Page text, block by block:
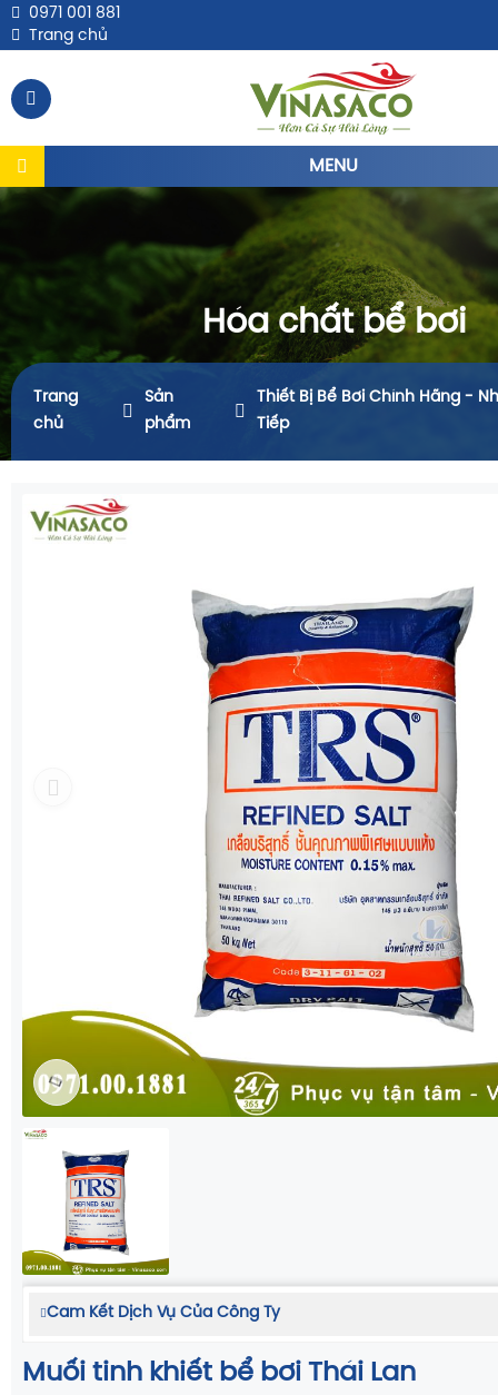
0971 001 881
Trang chủ
MENU
Hóa chất bể bơi
Trang
chủ
Sản
phẩm
Thiết Bị Bể Bơi Chính Hãng -
Tiếp
Cam Kết Dịch Vụ Của Công Ty
Muối tinh khiết bể bơi Thái Lan